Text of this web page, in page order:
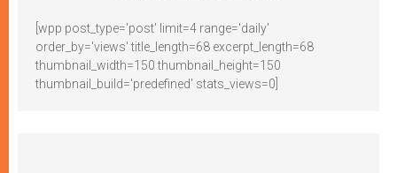
[wpp post_type='post' limit=4 range='daily'
order_by='views' title_length=68 excerpt_length=68
thumbnail_width=150 thumbnail_height=150
thumbnail_build='predefined' stats_views=0]